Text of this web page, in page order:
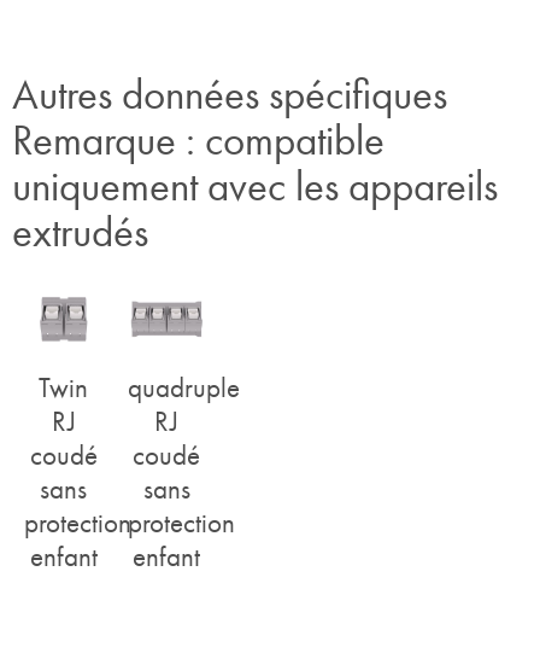
Autres données spécifiques
Remarque : compatible
uniquement avec les appareils
extrudés
Twin
RJ
coudé
sans
protection
enfant
quadruple
RJ
coudé
sans
protection
enfant